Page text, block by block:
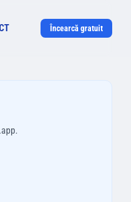
Încearcă gratuit